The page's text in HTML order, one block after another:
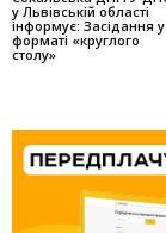
у Львівській області
інформує: Засідання у
форматі «круглого
столу»